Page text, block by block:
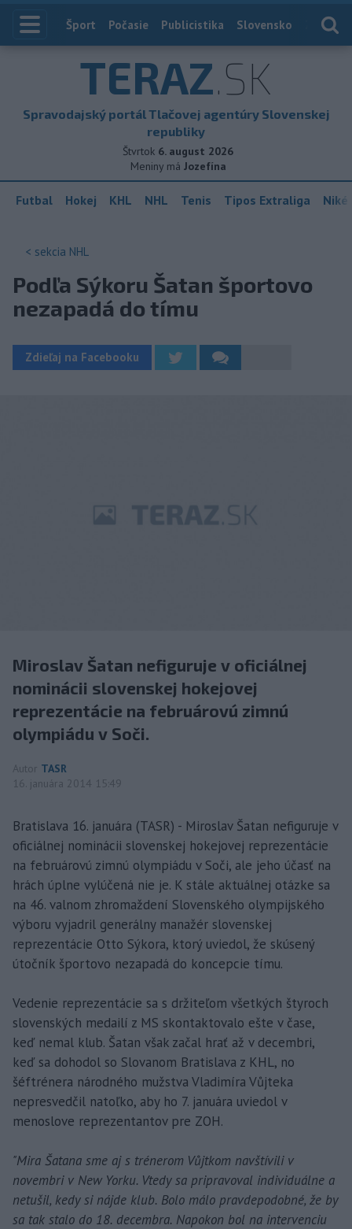
Index
Šport Počasie Publicistika Slovensko
TERAZ.SK
Spravodajský portál Tlačovej agentúry Slovenskej
republiky
Štvrtok 6. august 2026
Meniny má Jozefína
Futbal Hokej KHL NHL Tenis Tipos Extraliga
< sekcia NHL
Podľa Sýkoru Šatan športovo
nezapadá do tímu
Zdieľaj na Facebooku
Miroslav Šatan nefiguruje v oficiálnej
nominácii slovenskej hokejovej
reprezentácie na februárovú zimnú
olympiádu v Soči.
Autor TASR
16. januára 2014 15:49
Bratislava 16. januára (TASR) - Miroslav Šatan nefiguruje v
oficiálnej nominácii slovenskej hokejovej reprezentácie
na februárovú zimnú olympiádu v Soči, ale jeho účasť na
hrách úplne vylúčená nie je. K stále aktuálnej otázke sa
na 46. valnom zhromaždení Slovenského olympijského
výboru vyjadril generálny manažér slovenskej
reprezentácie Otto Sýkora, ktorý uviedol, že skúsený
útočník športovo nezapadá do koncepcie tímu.
Vedenie reprezentácie sa s držiteľom všetkých štyroch
slovenských medailí z MS skontaktovalo ešte v čase,
keď nemal klub. Šatan však začal hrať až v decembri,
keď sa dohodol so Slovanom Bratislava z KHL, no
šéftrénera národného mužstva Vladimíra Vůjteka
nepresvedčil natoľko, aby ho 7. januára uviedol v
menoslove reprezentantov pre ZOH.
"Mira Šatana sme aj s trénerom Vůjtkom navštívili v
novembri v New Yorku. Vtedy sa pripravoval individuálne a
netušil, kedy si nájde klub. Bolo málo pravdepodobné, že by
sa tak stalo do 18. decembra. Napokon bol na intervenciu